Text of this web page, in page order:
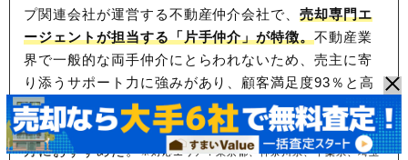
プ関連会社が運営する不動産仲介会社で、売却専門エ
ージェントが担当する「片手仲介」が特徴。不動産業
界で一般的な両手仲介にとらわれないため、売主に寄
り添うサポート力に強みがあり、顧客満足度93％と高
い評価を得ている。 ソニーグループと共同開発したAI
技術を査定にも活用しており、高値売却を目指したい
方におすすめだ。※対応エリア：東京都、神奈川県、千葉県、埼玉